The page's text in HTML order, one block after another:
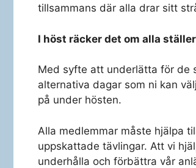
tillsammans där alla drar sitt
I höst räcker det om alla
Med syfte att underlätta för de
alternativa dagar som ni kan
på under hösten.
Alla medlemmar måste hjälpa
uppskattade tävlingar. Att vi
underhålla och förbättra vår